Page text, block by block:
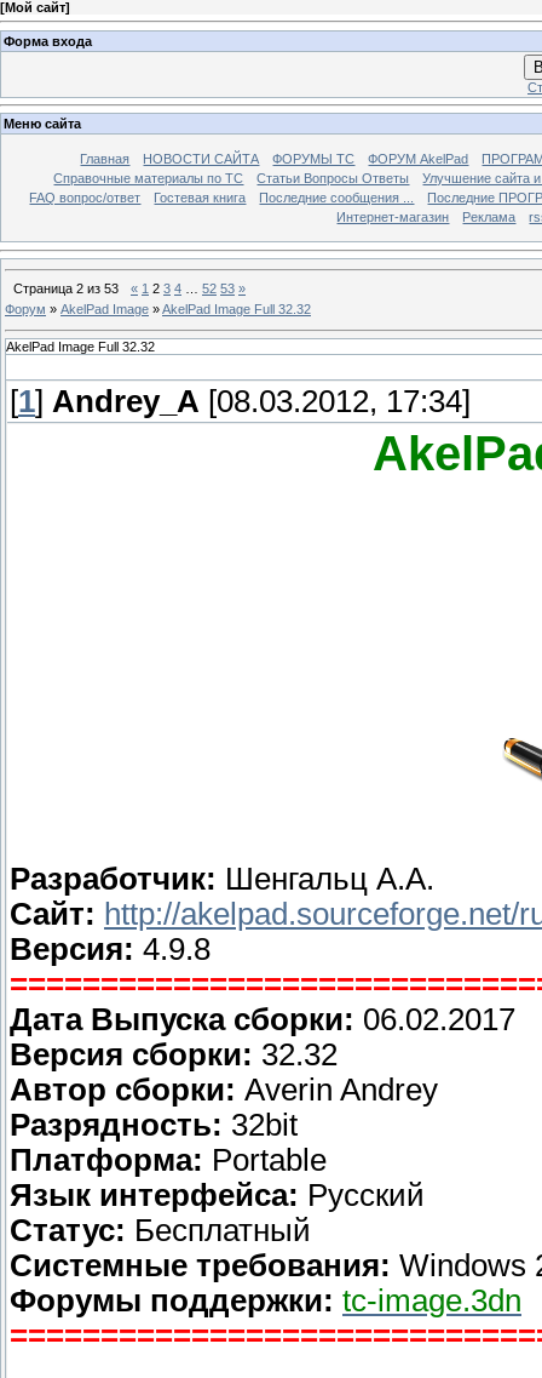
[Мой сайт]
Форма входа
Меню сайта
Главная НОВОСТИ САЙТА ФОРУМЫ TC ФОРУМ AkelPad
Справочные материалы по TС
Статьи Вопросы Ответы
Улучшение сайта
FAQ вопрос/ответ
Гостевая книга Последние сообщения ...
Последние
Интернет-магазин
Реклама
Страница 2 из 53 « 1 2 3 4 52 53 »
Форум » AkelPad Image »AkelPad Image Full 32.32
AkelPad Image Full 32.32
[1] Andrey_A [08.03.2012, 17:34]
Разработчик: Шенгальц А.А.
Сайт: http://akelpad.sourceforge.net/
Версия: 4.9.8
Дата Выпуска сборки: 06.02.2017
Версия сборки: 32.32
Автор сборки: Averin Andrey
Разрядность: 32bit
Платформа: Portable
Язык интерфейса: Русский
Статус: Бесплатный
Системные требования: Windows
Форумы поддержки: tc-image.3dn